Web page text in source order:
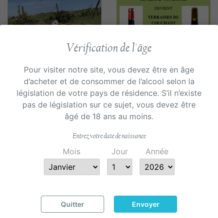
Aperçu rapide
Pique-Nique au
Château Guilhem
20,00 €
Aperçu rapide
Terrasses du
Couchant rouge
Prix
19,00 €
Vérification de l'âge
Pour visiter notre site, vous devez être en âge
d’acheter et de consommer de l’alcool selon la
législation de votre pays de résidence. S’il n’existe
pas de législation sur ce sujet, vous devez être
âgé de 18 ans au moins.
Entrez votre date de naissance
Mois Jour Année
Quitter Envoyer